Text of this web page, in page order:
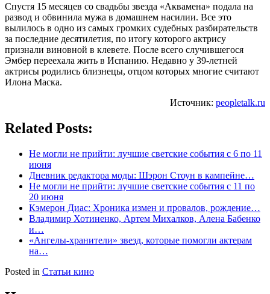
Спустя 15 месяцев со свадьбы звезда «Аквамена» подала на
развод и обвинила мужа в домашнем насилии. Все это
вылилось в одно из самых громких судебных разбирательств
за последние десятилетия, по итогу которого актрису
признали виновной в клевете. После всего случившегося
Эмбер переехала жить в Испанию. Недавно у 39-летней
актрисы родились близнецы, отцом которых многие считают
Илона Маска.
Источник: peopletalk.ru
Related Posts:
Не могли не прийти: лучшие светские события с 6 по 11
июня
Дневник редактора моды: Шэрон Стоун в кампейне…
Не могли не прийти: лучшие светские события с 11 по
20 июня
Кэмерон Диас: Хроника измен и провалов, рождение…
Владимир Хотиненко, Артем Михалков, Алена Бабенко
и…
«Ангелы-хранители» звезд, которые помогли актерам
на…
Posted in Статьи кино